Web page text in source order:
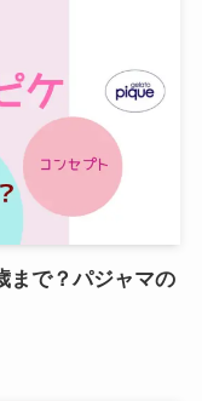
まで？パジャマの